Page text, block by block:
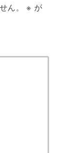
ん。 ※ が